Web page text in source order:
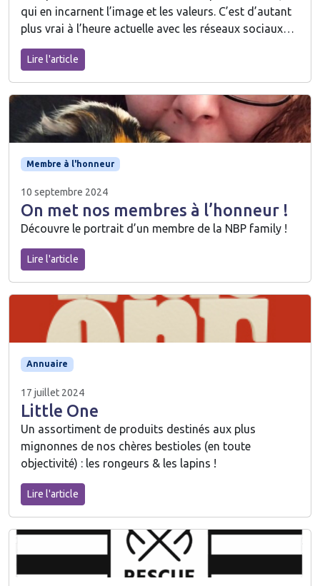
qui en incarnent l’image et les valeurs. C’est d’autant
plus vrai à l’heure actuelle avec les réseaux sociaux…
Lire l'article
Membre à l'honneur
10 septembre 2024
On met nos membres à l’honneur !
Découvre le portrait d’un membre de la NBP family !
Lire l'article
Annuaire
17 juillet 2024
Little One
Un assortiment de produits destinés aux plus
mignonnes de nos chères bestioles (en toute
objectivité) : les rongeurs & les lapins !
Lire l'article